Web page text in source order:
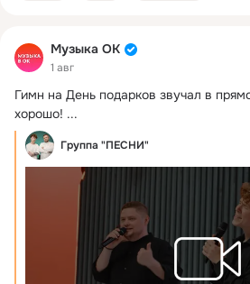
Музыка ОК
1 авг
Гимн на День подарков звучал в
хорошо! ...
Группа "ПЕСНИ"